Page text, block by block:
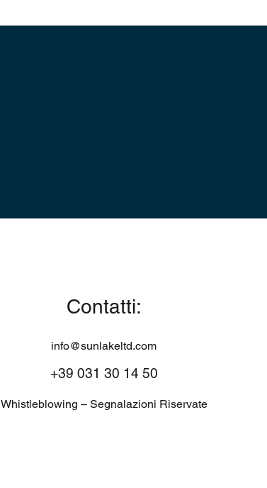
Contatti:
info@sunlakeltd.com
+39 031 30 14 50
Whistleblowing – Segnalazioni Riservate